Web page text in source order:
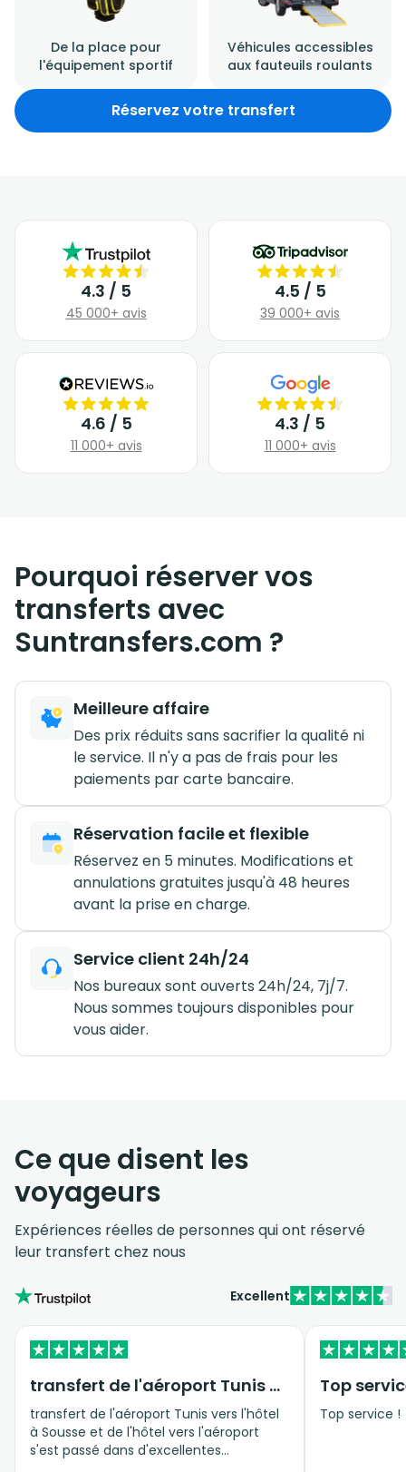
De la place pour
l'équipement sportif
Véhicules accessibles
aux fauteuils roulants
Réservez votre transfert
4.3 / 5
45 000+ avis
4.5 / 5
39 000+ avis
4.6 / 5
11 000+ avis
4.3 / 5
11 000+ avis
Pourquoi réserver vos
transferts avec
Suntransfers.com ?
Meilleure affaire
Des prix réduits sans sacrifier la qualité ni
le service. Il n'y a pas de frais pour les
paiements par carte bancaire.
Réservation facile et flexible
Réservez en 5 minutes. Modifications et
annulations gratuites jusqu'à 48 heures
avant la prise en charge.
Service client 24h/24
Nos bureaux sont ouverts 24h/24, 7j/7.
Nous sommes toujours disponibles pour
vous aider.
Ce que disent les
voyageurs
Expériences réelles de personnes qui ont réservé
leur transfert chez nous
Excellent
transfert de l'aéroport Tunis vers…
transfert de l'aéroport Tunis vers l'hôtel
à Sousse et de l'hôtel vers l'aéroport
s'est passé dans d'excellentes
Top
Top service !